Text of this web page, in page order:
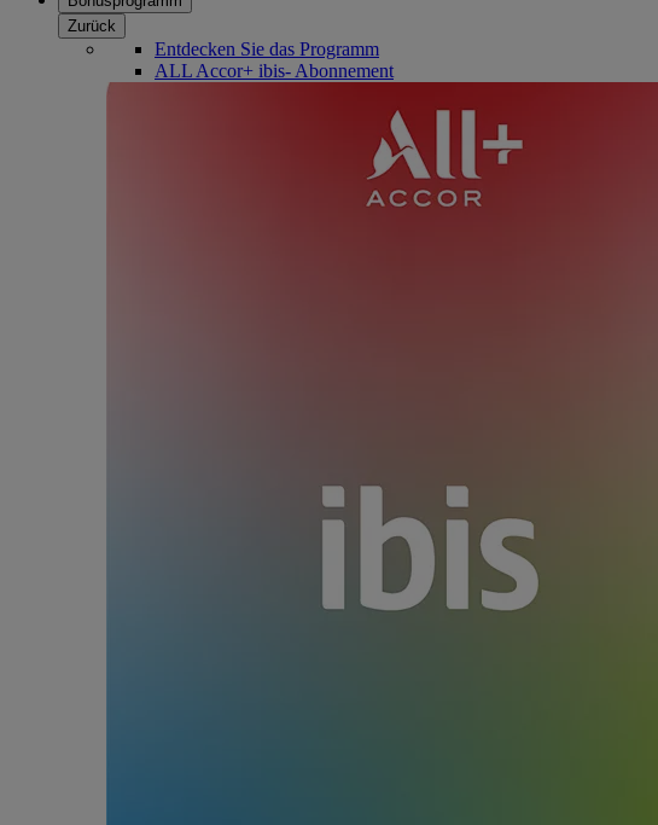
Zurück
Entdecken Sie das Programm
ALL Accor+ ibis- Abonnement